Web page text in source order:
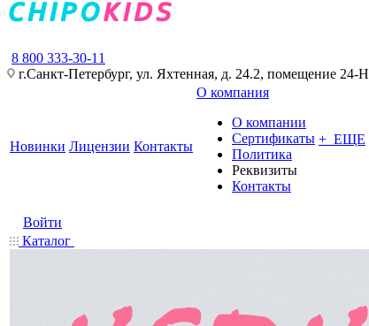
8 800 333-30-11
г.Санкт-Петербург, ул. Яхтенная, д. 24.2, помещение 24-Н
Новинки Лицензии Контакты
О компания
О компании
Сертификаты
Политика
Реквизиты
Контакты
+ ЕЩЕ
Войти
Каталог